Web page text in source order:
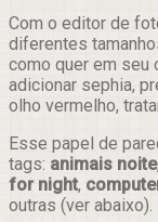
Com o editor de
diferentes
como quer em seu
adicionar sephia,
olho vermelho,
Esse papel de
tags: animais noite,
for night,
outras (ver abaixo).